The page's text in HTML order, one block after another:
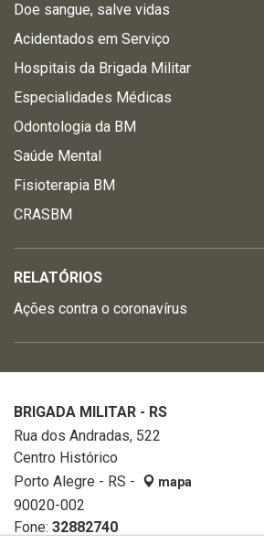
Doe sangue, salve vidas
Acidentados em Serviço
Hospitais da Brigada Militar
Especialidades Médicas
Odontologia da BM
Saúde Mental
Fisioterapia BM
CRASBM
RELATÓRIOS
Ações contra o coronavírus
BRIGADA MILITAR - RS
Rua dos Andradas, 522
Centro Histórico
Porto Alegre - RS -
mapa
90020-002
Fone: 32882740